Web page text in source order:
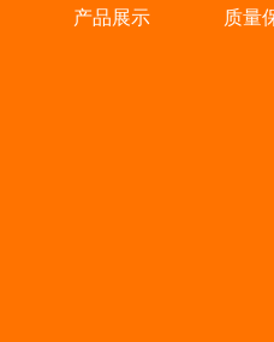
产品展示 质量